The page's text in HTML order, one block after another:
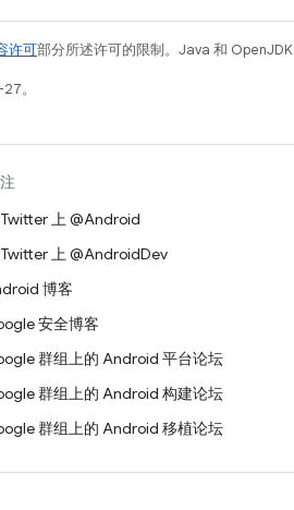
许可部分所述许可的限制。Java 和
。
上 @Android
上 @AndroidDev
博客
安全博客
群组上的 Android 平台论坛
群组上的 Android 构建论坛
群组上的 Android 移植论坛